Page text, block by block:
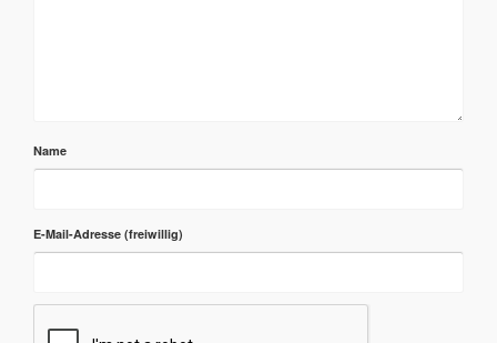
Name
E-Mail-Adresse